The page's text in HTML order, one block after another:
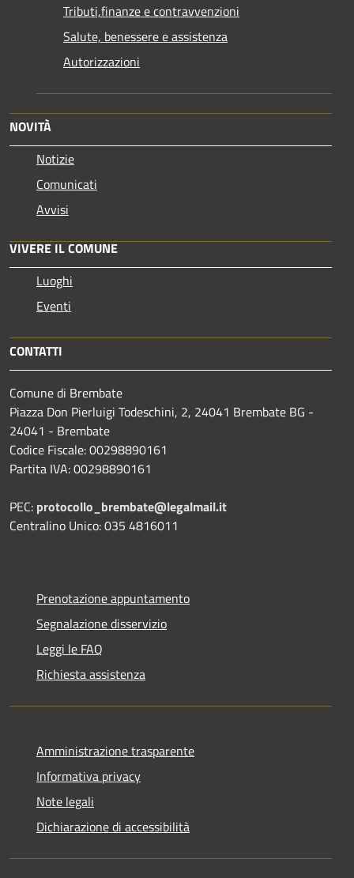
Tributi,finanze e contravvenzioni
Salute, benessere e assistenza
Autorizzazioni
NOVITÀ
Notizie
Comunicati
Avvisi
VIVERE IL COMUNE
Luoghi
Eventi
CONTATTI
Comune di Brembate
Piazza Don Pierluigi Todeschini, 2, 24041 Brembate BG -
24041 - Brembate
Codice Fiscale: 00298890161
Partita IVA: 00298890161
PEC: protocollo_brembate@legalmail.it
Centralino Unico: 035 4816011
Prenotazione appuntamento
Segnalazione disservizio
Leggi le FAQ
Richiesta assistenza
Amministrazione trasparente
Informativa privacy
Note legali
Dichiarazione di accessibilità